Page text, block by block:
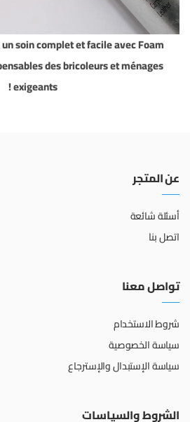
soin complet et facile avec Foam
des bricoleurs et ménages
exigeants !
عن المتجر
أسئلة شائعة
اتصل بنا
تواصل معنا
شروط الاستخدام
سياسة الخصوصية
سياسة الإستبدال والإسترجاع
الشروط والسياسات